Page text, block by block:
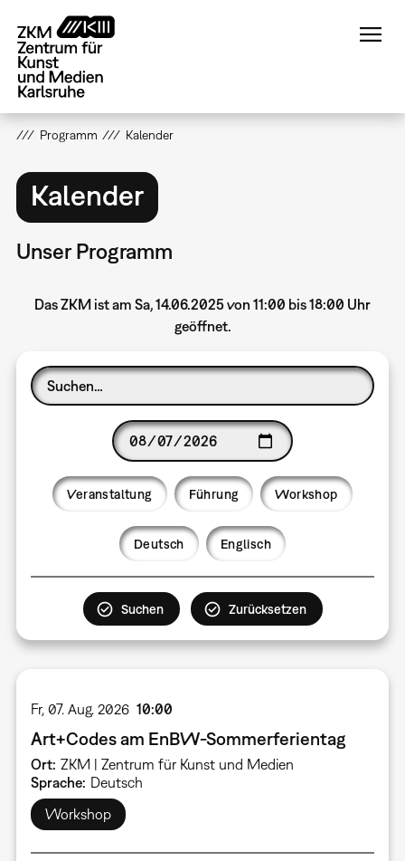
zum
Inhalt
Programm Kalender
Kalender
Unser Programm
Das ZKM ist am Sa, 14.06.2025 von 11:00 bis 18:00 Uhr
geöffnet.
Veranstaltung Führung Workshop
Deutsch Englisch
Fr, 07. Aug. 2026 10:00
Art+Codes am EnBW-Sommerferientag
Ort ZKM | Zentrum für Kunst und Medien
Sprache Deutsch
Workshop